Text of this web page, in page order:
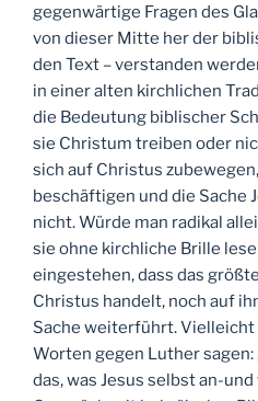
gegenwärtige Fragen des
von dieser Mitte her der
den Text – verstanden
in einer alten kirchlichen
die Bedeutung biblischer
sie Christum treiben oder
sich auf Christus
beschäftigen und die Sache
nicht. Würde man radikal
sie ohne kirchliche Brille
eingestehen, dass das
Christus handelt, noch auf
Sache weiterführt.
Worten gegen Luther
das, was Jesus selbst an-